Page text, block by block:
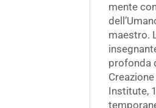
mente
maestro.
profonda
Institute,